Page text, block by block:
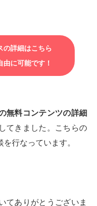
の詳細はこちら
に可能です！
無料コンテンツの詳細
てきました。こちらの
行なっています。
てありがとうございま